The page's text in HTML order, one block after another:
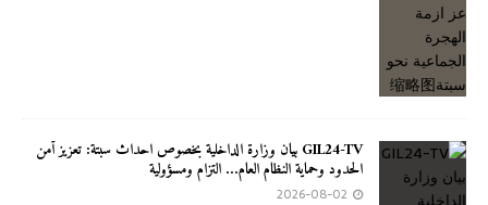
GIL24-TV بيان وزارة الداخلية بخصوص احداث سبتة: تعزيز أمن
الحدود وحماية النظام العام… التزام ومسؤولية
2026-08-02